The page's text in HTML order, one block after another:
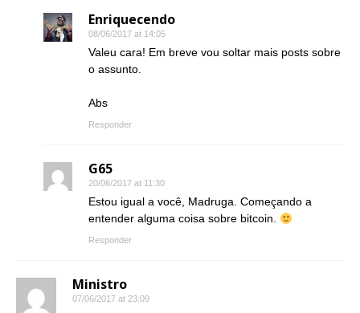
Enriquecendo
08/06/2017 at 14:05
Valeu cara! Em breve vou soltar mais posts sobre
o assunto.
Abs
Responder
G65
20/06/2017 at 11:30
Estou igual a você, Madruga. Começando a
entender alguma coisa sobre bitcoin.
Responder
Ministro
07/06/2017 at 23:09